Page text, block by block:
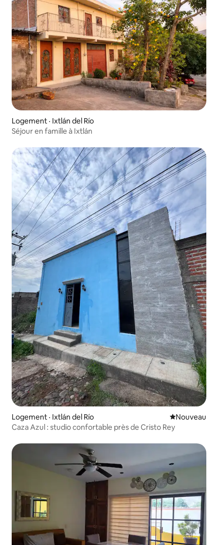
Logement · Ixtlán del Río
Séjour en famille à Ixtlán
Logement · Ixtlán del Río Nouvel
Nouveau
Caza Azul : studio confortable près de Cristo Rey